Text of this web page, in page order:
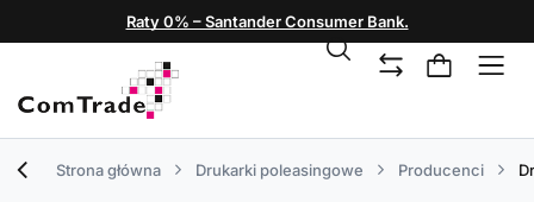
Raty 0% – Santander Consumer Bank.
Strona główna Drukarki poleasingowe Producenci